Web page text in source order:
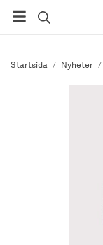
Startsida / Nyheter /